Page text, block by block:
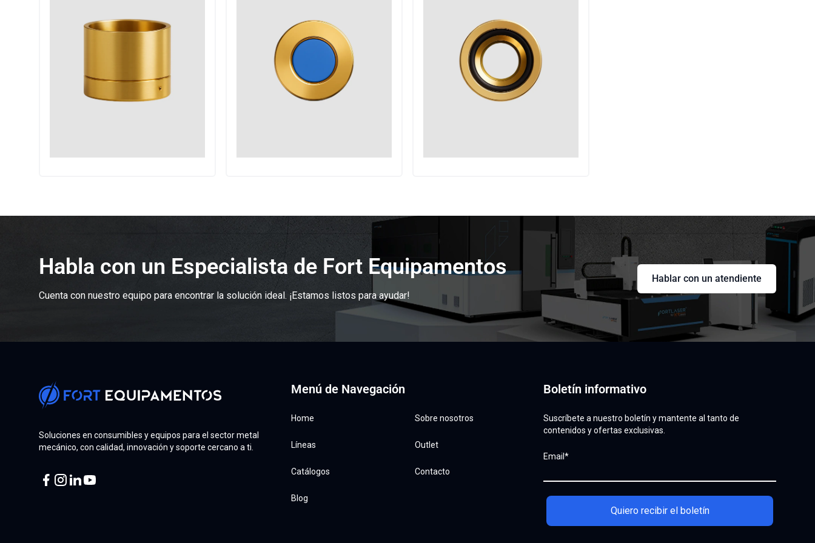
Habla con un Especialista de Fort Equipamentos
Cuenta con nuestro equipo para encontrar la solución ideal. ¡Estamos listos para ayudar!
Hablar con un atendiente
Soluciones en consumibles y equipos para el sector metal
mecánico, con calidad, innovación y soporte cercano a ti.
Menú de Navegación
Home Sobre nosotros
Líneas Outlet
Catálogos Contacto
Blog
Boletín informativo
Suscríbete a nuestro boletín y mantente al tanto de
contenidos y ofertas exclusivas.
Email*
Quiero recibir el boletín